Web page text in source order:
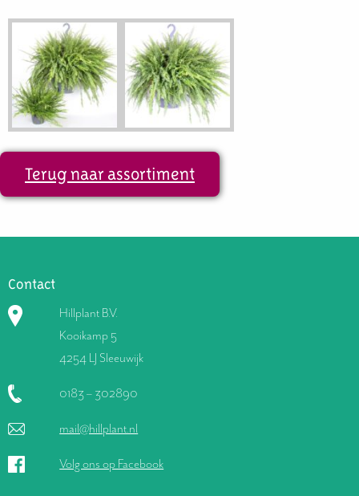
Terug naar assortiment
Contact
Hillplant B.V.
Kooikamp 5
4254 LJ Sleeuwijk
0183 – 302890
mail@hillplant.nl
Volg ons op Facebook